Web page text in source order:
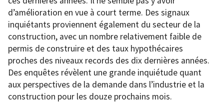
d’amélioration en vue à court terme. Des signaux
inquiétants proviennent également du secteur de la
construction, avec un nombre relativement faible de
permis de construire et des taux hypothécaires
proches des niveaux records des dix dernières années.
Des enquêtes révèlent une grande inquiétude quant
aux perspectives de la demande dans l’industrie et la
construction pour les douze prochains mois.